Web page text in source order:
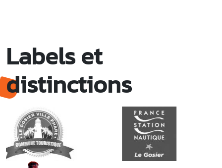
Labels et
distinctions